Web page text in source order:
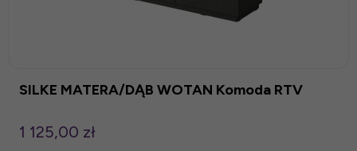
SILKE MATERA/DĄB WOTAN Komoda RTV
1 125,00 zł